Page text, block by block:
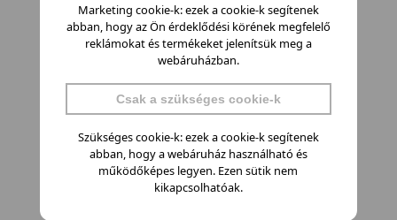
Marketing cookie-k: ezek a cookie-k segítenek
abban, hogy az Ön érdeklődési körének megfelelő
reklámokat és termékeket jelenítsük meg a
webáruházban.
Csak a szükséges cookie-k
Szükséges cookie-k: ezek a cookie-k segítenek
abban, hogy a webáruház használható és
működőképes legyen. Ezen sütik nem
kikapcsolhatóak.